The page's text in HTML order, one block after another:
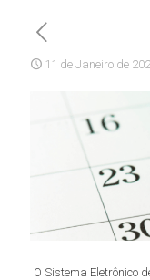
11 de Janeiro de
O Sistema Eletrônico